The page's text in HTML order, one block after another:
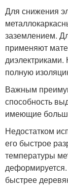
Для снижения
заземлением.
применяют
диэлектриками.
полную
Важным
способность
имеющие
Недостатком
его быстрое
температуры
быстрее